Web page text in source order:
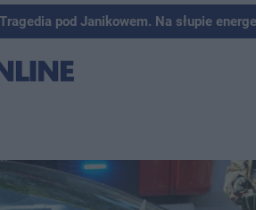
Tragedia pod Janikowem. Na słupie